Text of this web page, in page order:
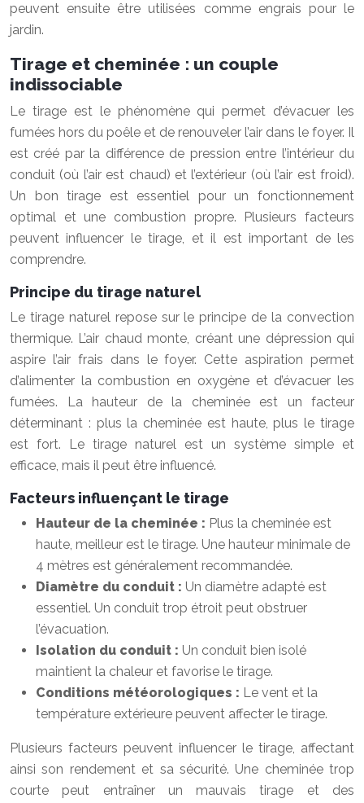
peuvent ensuite être utilisées comme engrais pour le
jardin.
Tirage et cheminée : un couple
indissociable
Le tirage est le phénomène qui permet d’évacuer les
fumées hors du poêle et de renouveler l’air dans le foyer. Il
est créé par la différence de pression entre l’intérieur du
conduit (où l’air est chaud) et l’extérieur (où l’air est froid).
Un bon tirage est essentiel pour un fonctionnement
optimal et une combustion propre. Plusieurs facteurs
peuvent influencer le tirage, et il est important de les
comprendre.
Principe du tirage naturel
Le tirage naturel repose sur le principe de la convection
thermique. L’air chaud monte, créant une dépression qui
aspire l’air frais dans le foyer. Cette aspiration permet
d’alimenter la combustion en oxygène et d’évacuer les
fumées. La hauteur de la cheminée est un facteur
déterminant : plus la cheminée est haute, plus le tirage
est fort. Le tirage naturel est un système simple et
efficace, mais il peut être influencé.
Facteurs influençant le tirage
Hauteur de la cheminée : Plus la cheminée est
haute, meilleur est le tirage. Une hauteur minimale de
4 mètres est généralement recommandée.
Diamètre du conduit : Un diamètre adapté est
essentiel. Un conduit trop étroit peut obstruer
l’évacuation.
Isolation du conduit : Un conduit bien isolé
maintient la chaleur et favorise le tirage.
Conditions météorologiques : Le vent et la
température extérieure peuvent affecter le tirage.
Plusieurs facteurs peuvent influencer le tirage, affectant
ainsi son rendement et sa sécurité. Une cheminée trop
courte peut entraîner un mauvais tirage et des